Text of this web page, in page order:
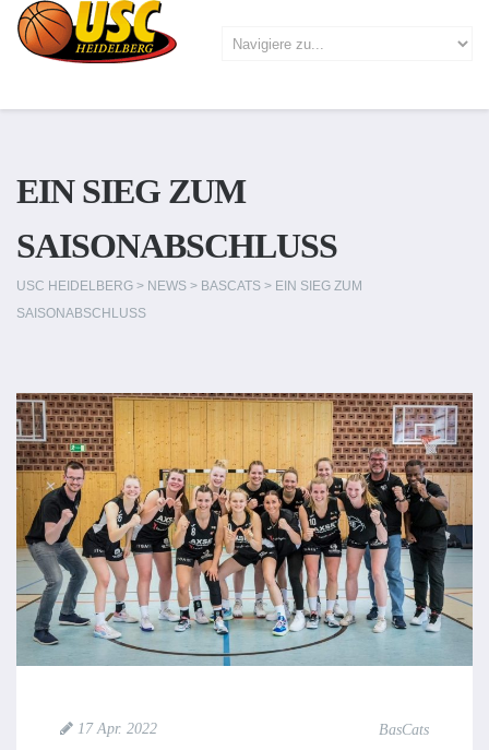
EIN SIEG ZUM
SAISONABSCHLUSS
USC HEIDELBERG > NEWS > BASCATS > EIN SIEG ZUM
SAISONABSCHLUSS
17 Apr. 2022 BasCats